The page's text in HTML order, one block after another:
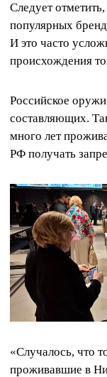
Следует
популярных
И это часто
происхождения
Российское
составляющих.
много лет
РФ получать
«Случалось, что
проживавшие в